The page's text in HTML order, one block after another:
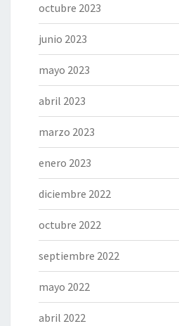
octubre 2023
junio 2023
mayo 2023
abril 2023
marzo 2023
enero 2023
diciembre 2022
octubre 2022
septiembre 2022
mayo 2022
abril 2022